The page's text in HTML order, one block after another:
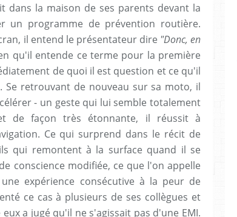
dans la maison de ses parents devant la
un programme de prévention routière.
il entend le présentateur dire "Donc, en
qu'il entende ce terme pour la première
de quoi il est question et ce qu'il
retrouvant de nouveau sur sa moto, il
- un geste qui lui semble totalement
de façon très étonnante, il réussit à
Ce qui surprend dans le récit de
qui remontent à la surface quand il se
conscience modifiée, ce que l'on appelle
expérience consécutive à la peur de
ce cas à plusieurs de ses collègues et
a jugé qu'il ne s'agissait pas d'une EMI.